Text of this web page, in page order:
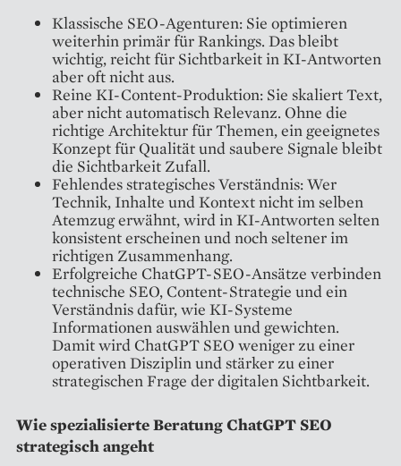
Klassische SEO-Agenturen: Sie optimieren
weiterhin primär für Rankings. Das bleibt
wichtig, reicht für Sichtbarkeit in KI-Antworten
aber oft nicht aus.
Reine KI-Content-Produktion: Sie skaliert Text,
aber nicht automatisch Relevanz. Ohne die
richtige Architektur für Themen, ein geeignetes
Konzept für Qualität und saubere Signale bleibt
die Sichtbarkeit Zufall.
Fehlendes strategisches Verständnis: Wer
Technik, Inhalte und Kontext nicht im selben
Atemzug erwähnt, wird in KI-Antworten selten
konsistent erscheinen und noch seltener im
richtigen Zusammenhang.
Erfolgreiche ChatGPT-SEO-Ansätze verbinden
technische SEO, Content-Strategie und ein
Verständnis dafür, wie KI-Systeme
Informationen auswählen und gewichten.
Damit wird ChatGPT SEO weniger zu einer
operativen Disziplin und stärker zu einer
strategischen Frage der digitalen Sichtbarkeit.
Wie spezialisierte Beratung ChatGPT SEO
strategisch angeht